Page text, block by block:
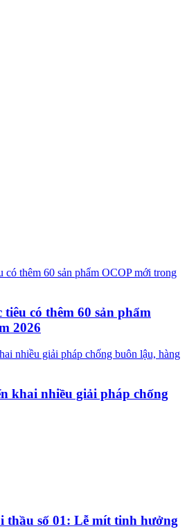
có thêm 60 sản phẩm
2026
khai nhiều giải pháp chống
thầu số 01: Lễ mít tinh hưởng